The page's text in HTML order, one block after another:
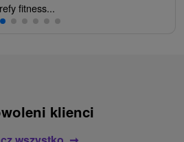
fitness...
klienci